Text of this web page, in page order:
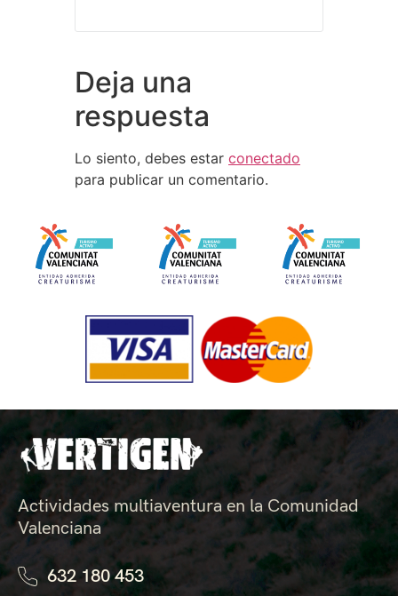
Deja una
respuesta
Lo siento, debes estar conectado
para publicar un comentario.
Actividades multiaventura en la Comunidad
Valenciana
632 180 453